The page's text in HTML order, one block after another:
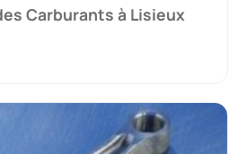
Carburants à Lisieux